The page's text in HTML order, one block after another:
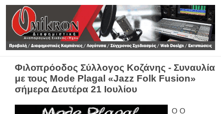
Φιλοπρόοδος Σύλλογος Κοζάνης - Συναυλία
με τους Mode Plagal «Jazz Folk Fusion»
σήμερα Δευτέρα 21 Ιουλίου
Ο Ο